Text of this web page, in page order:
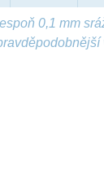
0,1 mm